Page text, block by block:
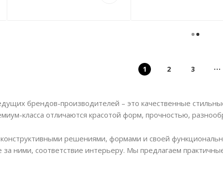
1 2 3
брендов-производителей – это качественные
класса отличаются красотой форм, прочностью,
решениями, формами и своей
ними, соответствие интерьеру. Мы предлагаем